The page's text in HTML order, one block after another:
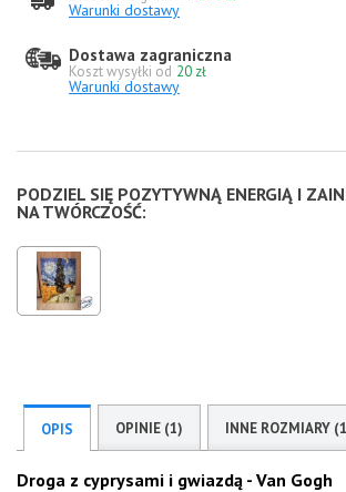
Warunki dostawy
Dostawa zagraniczna
Koszt wysyłki od 20 zł
Warunki dostawy
PODZIEL SIĘ POZYTYWNĄ ENERGIĄ I
NA TWÓRCZOŚĆ:
OPIS OPINIE (1) INNE ROZMIARY
Droga z cyprysami i gwiazdą - Van Gogh